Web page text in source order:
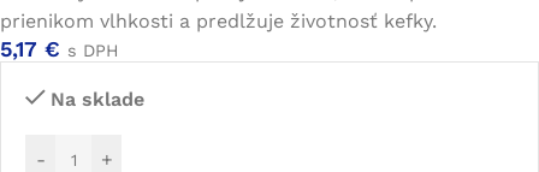
prienikom vlhkosti a predlžuje životnosť kefky.
5,17 € s DPH
Na sklade
- +